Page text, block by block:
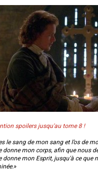
spoilers jusqu'au tome 8 !
le sang de mon sang et l’os de
donne mon corps, afin que nous
donne mon Esprit, jusqu'à ce que
»